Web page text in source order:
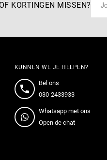
KORTINGEN MISSEN?
KUNNEN WE JE HELPEN?
Bel ons
030-2433933
Whatsapp met ons
Open de chat